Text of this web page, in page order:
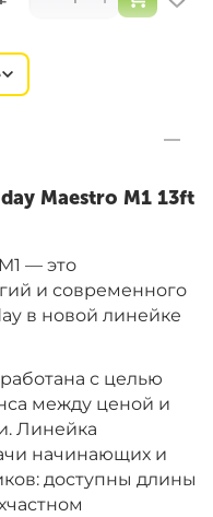
4.00 lb
Maestro M1 13ft
— это
и современного
в новой линейке
с целью
между ценой и
Линейка
начинающих и
доступны длины